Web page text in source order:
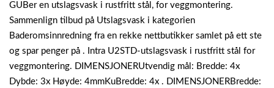
GUBer en utslagsvask i rustfritt stål, for veggmontering.
Sammenlign tilbud på Utslagsvask i kategorien
Baderomsinnredning fra en rekke nettbutikker samlet på ett ste
og spar penger på . Intra U2STD-utslagsvask i rustfritt stål for
veggmontering. DIMENSJONERUtvendig mål: Bredde: 4x
Dybde: 3x Høyde: 4mmKuBredde: 4x . DIMENSJONERBredde: